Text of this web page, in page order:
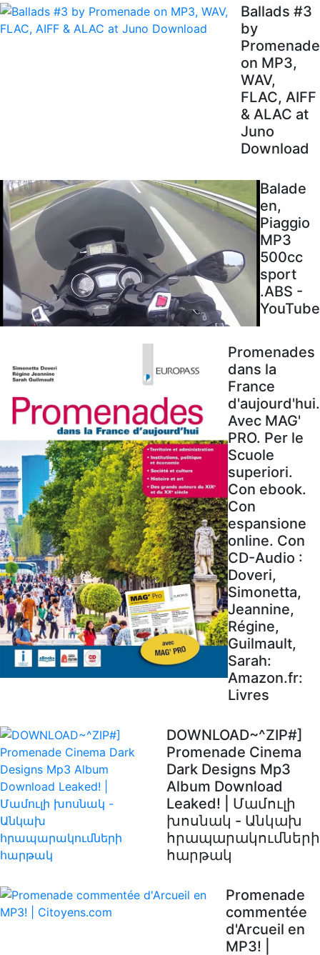
Ballads #3
by
Promenade
on MP3,
WAV,
FLAC, AIFF
& ALAC at
Juno
Download
Balade
en,
Piaggio
MP3
500cc
sport
.ABS -
YouTube
Promenades
dans la
France
d'aujourd'hui.
Avec MAG'
PRO. Per le
Scuole
superiori.
Con ebook.
Con
espansione
online. Con
CD-Audio :
Doveri,
Simonetta,
Jeannine,
Régine,
Guilmault,
Sarah:
Amazon.fr:
Livres
DOWNLOAD~^ZIP#]
Promenade Cinema
Dark Designs Mp3
Album Download
Leaked! | Մամուլի
խոսնակ - Անկախ
հրապարակումների
հարթակ
Promenade
commentée
d'Arcueil en
MP3! |